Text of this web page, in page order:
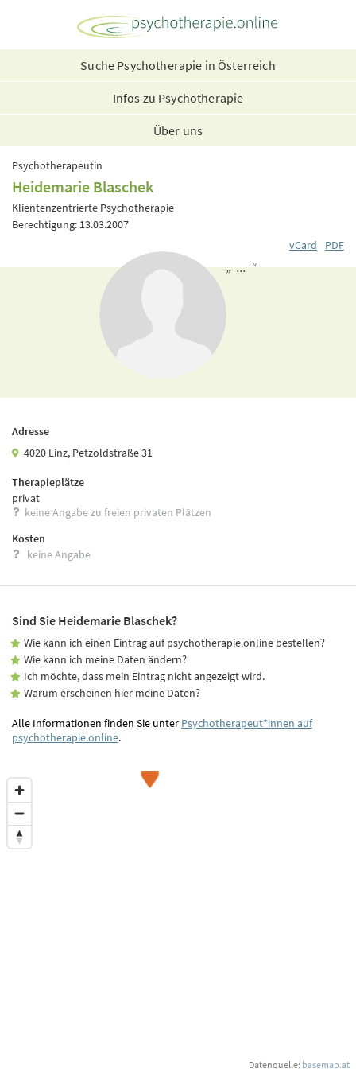
Suche Psychotherapie in Österreich
Infos zu Psychotherapie
Über uns
Psychotherapeutin
Heidemarie Blaschek
Klientenzentrierte Psychotherapie
Berechtigung: 13.03.2007
vCard
PDF
„ ... “
Adresse
4020 Linz, Petzoldstraße 31
Therapieplätze
privat
keine Angabe zu freien privaten Plätzen
Kosten
keine Angabe
Sind Sie Heidemarie Blaschek?
Wie kann ich einen Eintrag auf psychotherapie.online bestellen?
Wie kann ich meine Daten ändern?
Ich möchte, dass mein Eintrag nicht angezeigt wird.
Warum erscheinen hier meine Daten?
Alle Informationen finden Sie unter Psychotherapeut*innen auf
psychotherapie.online.
Datenquelle: basemap.at